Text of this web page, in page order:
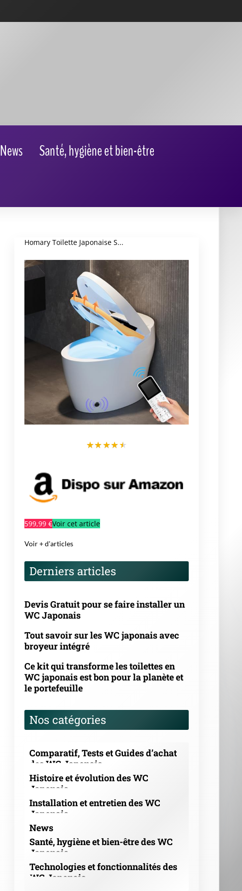
News
Santé, hygiène et bien-être
Homary Toilette Japonaise S...
★★★★★
599,99 €Voir cet article
Voir + d'articles
Derniers articles
Devis Gratuit pour se faire installer un
WC Japonais
Tout savoir sur les WC japonais avec
broyeur intégré
Ce kit qui transforme les toilettes en
WC japonais est bon pour la planète et
le portefeuille
Nos catégories
Comparatif, Tests et Guides d’achat
des WC Japonais
Histoire et évolution des WC
Japonais
Installation et entretien des WC
Japonais
News
Santé, hygiène et bien-être des WC
Japonais
Technologies et fonctionnalités des
WC Japonais